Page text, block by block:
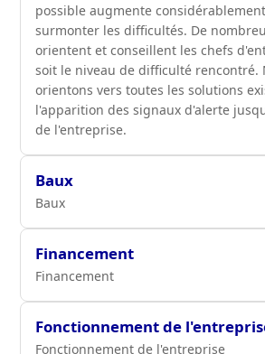
possible augmente
surmonter les difficultés. De
orientent et conseillent les chefs
soit le niveau de difficulté rencontré.
orientons vers toutes les solutions
l'apparition des signaux d'alerte
de l'entreprise.
Baux
Baux
Financement
Financement
Fonctionnement de
Fonctionnement de l'entreprise